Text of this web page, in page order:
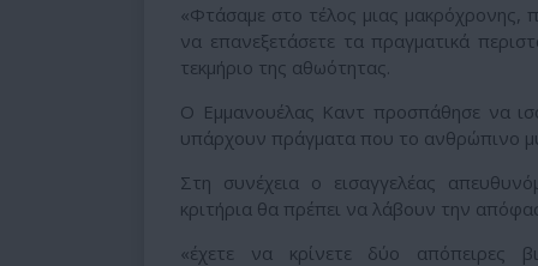
«Φτάσαμε στο τέλος μιας μακρόχρονης,
να επανεξετάσετε τα πραγματικά
τεκμήριο της αθωότητας.
Ο Εμμανουέλας Καντ προσπάθησε να
υπάρχουν πράγματα που το ανθρώπινο
Στη συνέχεια ο εισαγγελέας
κριτήρια θα πρέπει να λάβουν την
«έχετε να κρίνετε δύο